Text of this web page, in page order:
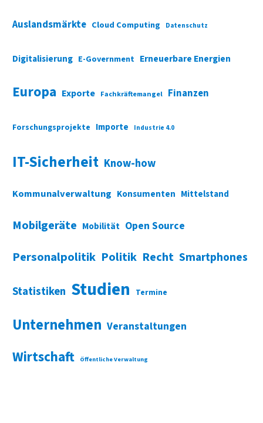
Auslandsmärkte Cloud Computing Datenschutz
Digitalisierung E-Government Erneuerbare Energien
Europa Exporte Fachkräftemangel Finanzen
Forschungsprojekte Importe Industrie 4.0
IT-Sicherheit Know-how
Kommunalverwaltung Konsumenten Mittelstand
Mobilgeräte Mobilität Open Source
Personalpolitik Politik Recht Smartphones
Statistiken Studien Termine
Unternehmen Veranstaltungen
Wirtschaft Öffentliche Verwaltung